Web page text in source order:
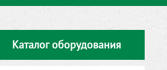
Каталог оборудования